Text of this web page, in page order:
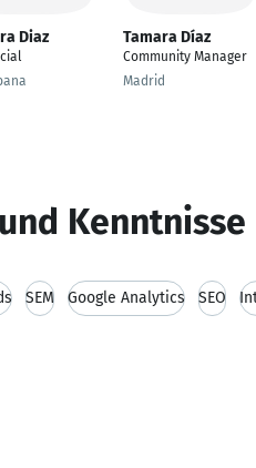
Diaz Tamara Díaz
Community Manager
Madrid
Kenntnisse
SEM Google Analytics SEO